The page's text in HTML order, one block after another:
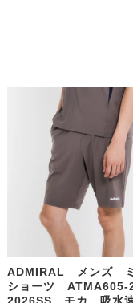
ADMIRAL メンズ
ショーツ
2026SS モカ 吸水